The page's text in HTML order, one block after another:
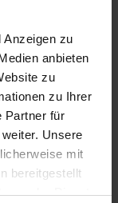
Anzeigen zu
anbieten
zu
zu Ihrer
Partner für
Unsere
mit
bereitgestellt
der Dienste
4 workdays within
cart